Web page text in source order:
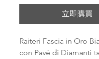
立即購買
Raiteri Fascia in Oro
con Pavé di Diamanti